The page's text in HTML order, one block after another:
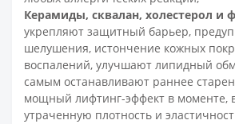
Керамиды, сквалан, холестерол и
укрепляют защитный барьер,
шелушения, истончение кожных
воспалений, улучшают липидный
самым останавливают раннее
мощный лифтинг-эффект в моменте,
утраченную плотность и